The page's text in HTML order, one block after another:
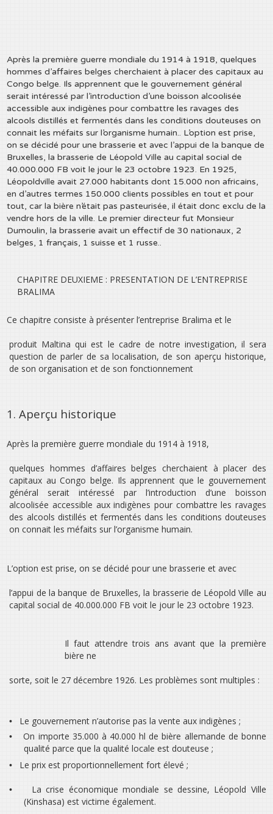
Après la première guerre mondiale du 1914 à 1918, quelques
hommes d’affaires belges cherchaient à placer des capitaux au
Congo belge. Ils apprennent que le gouvernement général
serait intéressé par l’introduction d’une boisson alcoolisée
accessible aux indigènes pour combattre les ravages des
alcools distillés et fermentés dans les conditions douteuses on
connait les méfaits sur l’organisme humain.. L’option est prise,
on se décidé pour une brasserie et avec l’appui de la banque de
Bruxelles, la brasserie de Léopold Ville au capital social de
40.000.000 FB voit le jour le 23 octobre 1923. En 1925,
Léopoldville avait 27.000 habitants dont 15.000 non africains,
en d’autres termes 150.000 clients possibles en tout et pour
tout, car la bière n’était pas pasteurisée, il était donc exclu de la
vendre hors de la ville. Le premier directeur fut Monsieur
Dumoulin, la brasserie avait un effectif de 30 nationaux, 2
belges, 1 français, 1 suisse et 1 russe..
CHAPITRE DEUXIEME : PRESENTATION DE L’ENTREPRISE
BRALIMA
Ce chapitre consiste à présenter l’entreprise Bralima et le
produit Maltina qui est le cadre de notre investigation, il sera
question de parler de sa localisation, de son aperçu historique,
de son organisation et de son fonctionnement
1. Aperçu historique
Après la première guerre mondiale du 1914 à 1918,
quelques hommes d’affaires belges cherchaient à placer des
capitaux au Congo belge. Ils apprennent que le gouvernement
général serait intéressé par l’introduction d’une boisson
alcoolisée accessible aux indigènes pour combattre les ravages
des alcools distillés et fermentés dans les conditions douteuses
on connait les méfaits sur l’organisme humain.
L’option est prise, on se décidé pour une brasserie et avec
l’appui de la banque de Bruxelles, la brasserie de Léopold Ville au
capital social de 40.000.000 FB voit le jour le 23 octobre 1923.
Il faut attendre trois ans avant que la première
bière ne
sorte, soit le 27 décembre 1926. Les problèmes sont multiples :
• Le gouvernement n’autorise pas la vente aux indigènes ;
•
On importe 35.000 à 40.000 hl de bière allemande de bonne
qualité parce que la qualité locale est douteuse ;
• Le prix est proportionnellement fort élevé ;
•
La crise économique mondiale se dessine, Léopold Ville
(Kinshasa) est victime également.